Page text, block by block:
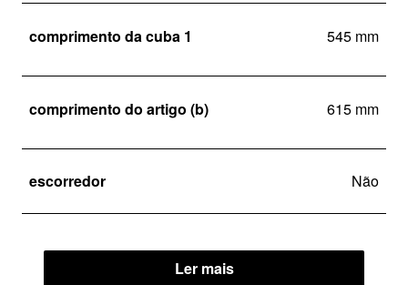
comprimento da cuba 1 545 mm
comprimento do artigo (b) 615 mm
escorredor Não
Ler mais